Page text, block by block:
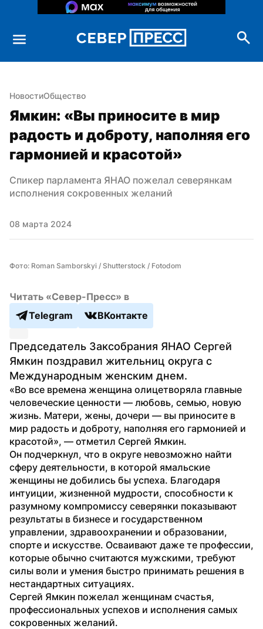
НовостиОбщество
Ямкин: «Вы приносите в мир
радость и доброту, наполняя его
гармонией и красотой»
Спикер парламента ЯНАО пожелал северянкам
исполнения сокровенных желаний
08 марта 2024
Фото: Roman Samborskyi / Shutterstock / Fotodom
Читать «Север-Пресс» в
Telegram
ВКонтакте
Председатель Заксобрания ЯНАО Сергей
Ямкин поздравил жительниц округа с
Международным женским днем.
«Во все времена женщина олицетворяла главные
человеческие ценности — любовь, семью, новую
жизнь. Матери, жены, дочери — вы приносите в
мир радость и доброту, наполняя его гармонией и
красотой», — отметил Сергей Ямкин.
Он подчеркнул, что в округе невозможно найти
сферу деятельности, в которой ямальские
женщины не добились бы успеха. Благодаря
интуиции, жизненной мудрости, способности к
разумному компромиссу северянки показывают
результаты в бизнесе и государственном
управлении, здравоохранении и образовании,
спорте и искусстве. Осваивают даже те профессии,
которые обычно считаются мужскими, требуют
силы воли и умения быстро принимать решения в
нестандартных ситуациях.
Сергей Ямкин пожелал женщинам счастья,
профессиональных успехов и исполнения самых
сокровенных желаний.